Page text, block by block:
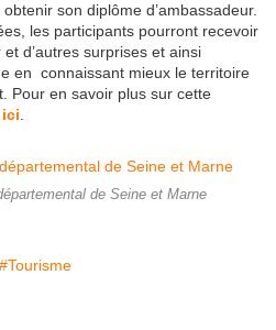
son diplôme d’ambassadeur.
les participants pourront recevoir
d’autres surprises et ainsi
en connaissant mieux le territoire
Pour en savoir plus sur cette
de Seine et Marne
#Tourisme